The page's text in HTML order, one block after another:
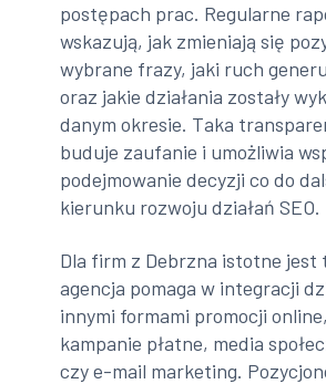
postępach prac. Regularne
wskazują, jak zmieniają się
wybrane frazy, jaki ruch
oraz jakie działania zostały
danym okresie. Taka
buduje zaufanie i umożliwia
podejmowanie decyzji co do
kierunku rozwoju działań SEO.
Dla firm z Debrzna istotne jest
agencja pomaga w integracji
innymi formami promocji
kampanie płatne, media
czy e-mail marketing.